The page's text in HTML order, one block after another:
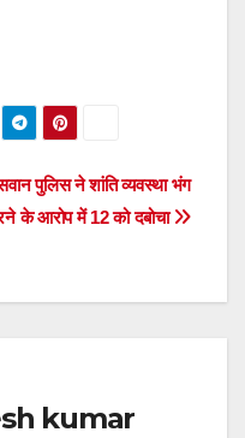
पुलिस ने शांति व्यवस्था भंग
के आरोप में 12 को दबोचा
kumar